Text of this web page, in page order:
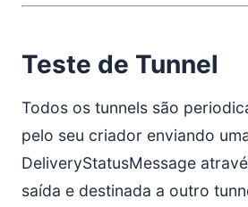
Teste de Tunnel
Todos os tunnels são
pelo seu criador enviando
DeliveryStatusMessage
saída e destinada a outro